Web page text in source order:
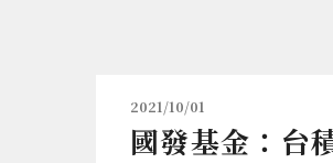
2021/10/01
國發基金：台